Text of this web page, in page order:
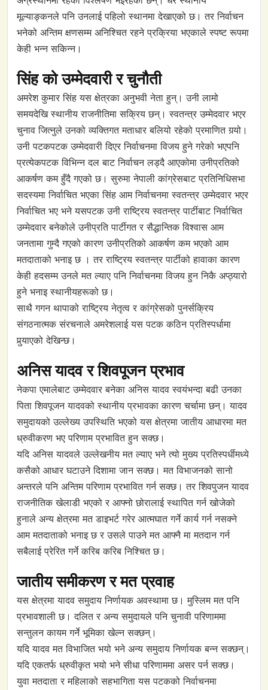
मूल्याङ्कनले पनि उनलाई पहिलो स्थानमा देखाएको छ। तर निर्वाचन
भनेको अन्तिम क्षणसम्म अनिश्चित रहने प्रक्रिया भएकाले स्पष्ट रूपमा
केही भन्न सकिन्न।
सिंह को उम्मेदवारी र चुनौती
अमरेश कुमार सिंह यस क्षेत्रका अनुभवी नेता हुन्। उनी लामो
समयदेखि स्थानीय राजनीतिमा सक्रिय छन्। स्वतन्त्र उम्मेदवार भएर
चुनाव जित्नुले उनको व्यक्तिगत मताधार बलियो रहेको प्रमाणित गर्‍यो।
उनी पटकपटक उम्मेदवारी दिएर निर्वाचनमा विजय हुने गरेको भएपनि
प्रत्येकपटक विभिन्न दल बाट निर्वाचन लड्दै आएकोमा उनीप्रतिको
आकर्षण कम हुँदै गएको छ। सुरुमा नेपाली कांग्रेसबाट प्रतिनिधिसभा
सदस्यमा निर्वाचित भएका सिंह आम निर्वाचनमा स्वतन्त्र उम्मेदवार भएर
निर्वाचित भए भने यसपटक उनी राष्ट्रिय स्वतन्त्र पार्टीबाट निर्वाचित
उम्मेदवार बनेकोले उनीप्रति पार्टीगत र सैद्धान्तिक विश्वास आम
जनतामा गुम्दै गएको कारण उनीप्रतिको आकर्षण कम भएको आम
मतदाताको भनाइ छ । तर राष्ट्रिय स्वतन्त्र पार्टीको हावाका कारण
केही हदसम्म उनले मत ल्याए पनि निर्वाचनमा विजय हुन निकै अप्ठ्यारो
हुने भनाइ स्थानीयहरूको छ।
साथै गगन थापाको राष्ट्रिय नेतृत्व र कांग्रेसको पुनर्सक्रिय
संगठनात्मक संरचनाले अमरेशलाई यस पटक कठिन प्रतिस्पर्धामा
पुर्‍याएको देखिन्छ।
अनिस यादव र शिवपूजन प्रभाव
नेकपा एमालेबाट उम्मेदवार बनेका अनिस यादव स्वयंभन्दा बढी उनका
पिता शिवपूजन यादवको स्थानीय प्रभावका कारण चर्चामा छन्। यादव
समुदायको उल्लेख्य उपस्थिति भएको यस क्षेत्रमा जातीय आधारमा मत
ध्रुवीकरण भए परिणाम प्रभावित हुन सक्छ।
यदि अनिस यादवले उल्लेखनीय मत ल्याए भने त्यो मुख्य प्रतिस्पर्धीमध्ये
कसैको आधार घटाउने दिशामा जान सक्छ। मत विभाजनको सानो
अन्तरले पनि अन्तिम परिणाम प्रभावित गर्न सक्छ। तर शिवपुजन यादव
राजनीतिक खेलाडी भएको र आफ्नो छोरालाई स्थापित गर्न खोजेको
हुनाले अन्य क्षेत्रमा मत डाइभर्ट गरेर आत्मघात गर्ने कार्य गर्न नसक्ने
आम मतदाताको भनाइ छ र उसले पाउने मत आफ्नै मा मतदान गर्न
सबैलाई प्रेरित गर्ने करिब करिब निश्चित छ।
जातीय समीकरण र मत प्रवाह
यस क्षेत्रमा यादव समुदाय निर्णायक अवस्थामा छ। मुस्लिम मत पनि
प्रभावशाली छ। दलित र अन्य समुदायले पनि चुनावी परिणाममा
सन्तुलन कायम गर्ने भूमिका खेल्न सक्छन्।
यदि यादव मत विभाजित भयो भने अन्य समुदाय निर्णायक बन्न सक्छन्।
यदि एकतर्फ ध्रुवीकृत भयो भने सीधा परिणाममा असर पर्न सक्छ।
युवा मतदाता र महिलाको सहभागिता यस पटकको निर्वाचनमा